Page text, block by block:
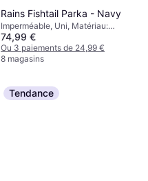
Rains Fishtail Parka - Navy
Imperméable, Uni, Matériau:
Polyuréthane, Polyester, Capuche,
Poches, Coupe-vent, Imperméable
74,99 €
Ou 3 paiements de 24,99 €
8 magasins
Tendance